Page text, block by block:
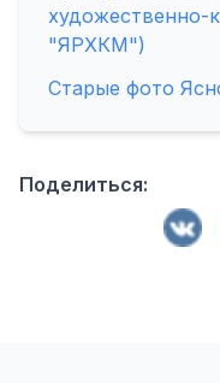
художественно-
"ЯРХКМ")
Старые фото
Поделиться: